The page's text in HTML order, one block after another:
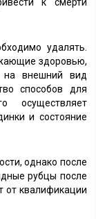
удалять.
здоровью,
на внешний вид
способов для
осуществляет
и состояние
однако после
рубцы после
от квалификации